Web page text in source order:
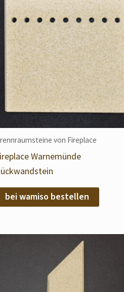
von Fireplace
Warnemünde
bei wamiso bestellen